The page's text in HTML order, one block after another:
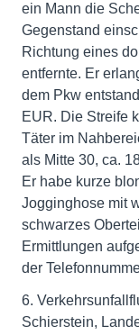
ein Mann die
Gegenstand
Richtung eines
entfernte. Er
dem Pkw
EUR. Die Streife
Täter im
als Mitte 30, ca.
Er habe kurze
Jogginghose mit
schwarzes
Ermittlungen
der
6.
Schierstein,